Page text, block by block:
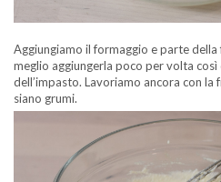
Aggiungiamo il formaggio e parte
meglio aggiungerla poco per volta
dell’impasto. Lavoriamo ancora con
siano grumi.